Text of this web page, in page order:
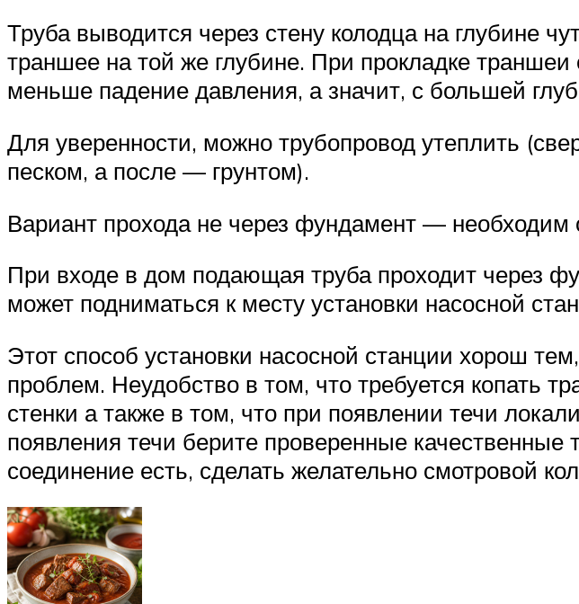
Труба выводится через стену колодца на глубине
траншее на той же глубине. При прокладке
меньше падение давления, а значит, с большей
Для уверенности, можно трубопровод утеплить
песком, а после — грунтом).
Вариант прохода не через фундамент — необходим
При входе в дом подающая труба проходит через
может подниматься к месту установки насосной
Этот способ установки насосной станции хорош
проблем. Неудобство в том, что требуется копать
стенки а также в том, что при появлении течи
появления течи берите проверенные
соединение есть, сделать желательно смотровой